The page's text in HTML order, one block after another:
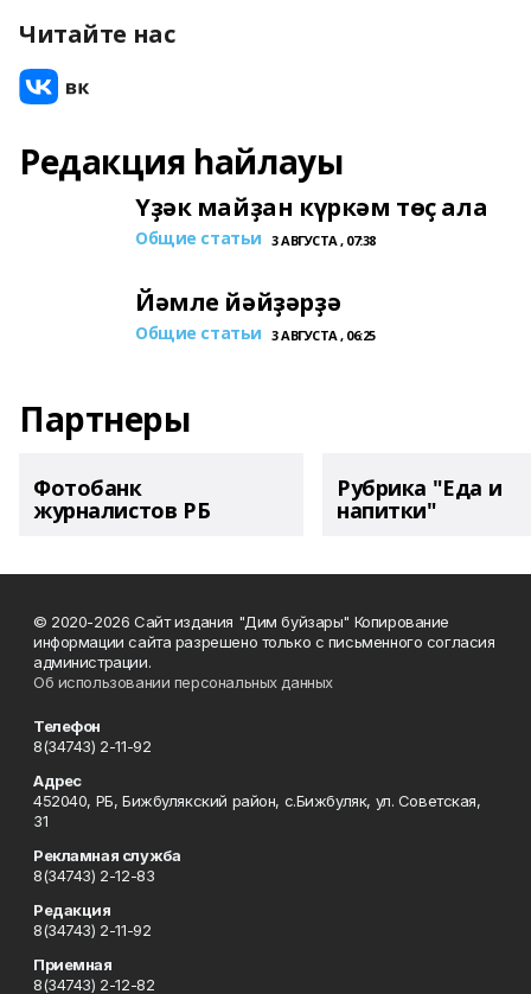
Читайте нас
Редакция һайлауы
Үҙәк майҙан күркәм төҫ ала
Общие статьи 3 АВГУСТА , 07:38
Йәмле йәйҙәрҙә
Общие статьи 3 АВГУСТА , 06:25
Партнеры
Фотобанк
журналистов РБ
Рубрика "Еда и
напитки"
© 2020-2026 Сайт издания "Дим буйзары" Копирование
информации сайта разрешено только с письменного согласия
администрации.
Об использовании персональных данных
Телефон
8(34743) 2-11-92
Адрес
452040, РБ, Бижбулякский район, с.Бижбуляк, ул. Советская,
31
Рекламная служба
8(34743) 2-12-83
Редакция
8(34743) 2-11-92
Приемная
8(34743) 2-12-82